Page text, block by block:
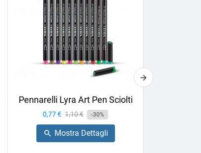
Pennarelli Lyra Art Pen Sciolti
Prezzo
0,77 € Prezzo
base
1,10 € -30%
 Mostra Dettagli